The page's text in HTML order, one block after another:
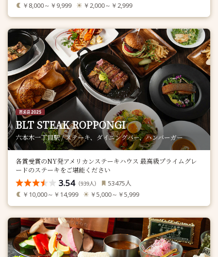
￥8,000～￥9,999 ￥2,000～￥2,999
BLT STEAK ROPPONGI
六本木一丁目駅 / ステーキ、ダイニングバー、ハンバーガー
各賞受賞のNY発アメリカンステーキハウス 最高級プライムグレ
ードのステーキをご堪能ください
3.54（939人） 53475人
￥10,000～￥14,999 ￥5,000～￥5,999